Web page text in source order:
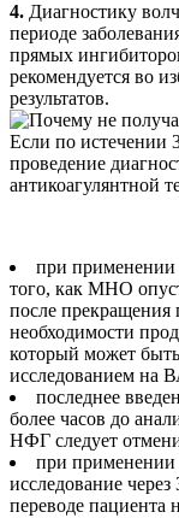
4. Диагностику
периоде
прямых
рекомендуется во
результатов.
Если по истечении
проведение
антикоагулянтной
при применении
того, как МНО
после прекращения
необходимости
который может
исследованием на
последнее
более часов до
НФГ следует
при применении
исследование
переводе пациента